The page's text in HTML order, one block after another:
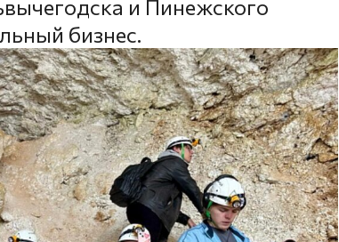
и Пинежского
бизнес.